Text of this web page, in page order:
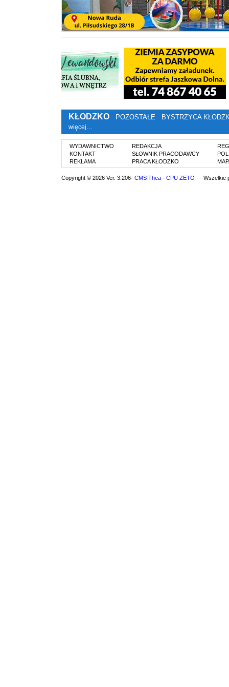
KŁODZKO POZOSTAŁE BYSTRZYCA
więcej…
WYDAWNICTWO
KONTAKT
REKLAMA
REDAKCJA
SŁOWNIK PRACODAWCY
PRACA KŁODZKO
Copyright © 2026 Ver. 3.206· CMS Thea · CPU ZETO · - Wszelkie